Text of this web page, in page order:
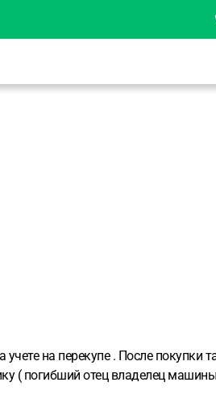
на перекупе . После покупки
( погибший отец владелец